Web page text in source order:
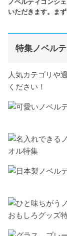
ノベルティコンシ
いただきます。ま
特集ノベル
人気カテゴリや
ください！